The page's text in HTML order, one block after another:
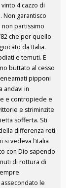
4 cazzo di
Non garantisco
partissimo
che per quello
da Italia.
e temuti. E
buttato al cesso
pipponi
andavi in
e contropiede e
e striminzite
sofferta. Sti
differenza reti
si vedeva l’italia
con Dio sapendo
di rottura di
le